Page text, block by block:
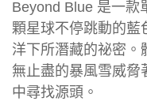
Beyond Blue 是一款
顆星球不停跳動的藍
洋下所潛藏的祕密。
無止盡的暴風雪威脅
中尋找源頭。